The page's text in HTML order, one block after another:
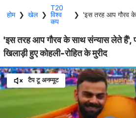
होम ❯ खेल ❯
T20
विश्व
कप
❯
'इस तरह आप गौरव के साथ संन्यास लेते हैं',
खिलाड़ी हुए कोहली-रोहित के मुरीद
टैप टू अनम्यूट